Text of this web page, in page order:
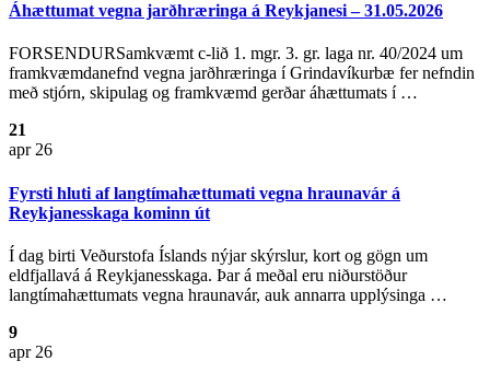
Áhættumat vegna jarðhræringa á Reykjanesi – 31.05.2026
FORSENDURSamkvæmt c-lið 1. mgr. 3. gr. laga nr. 40/2024 um
framkvæmdanefnd vegna jarðhræringa í Grindavíkurbæ fer nefndin
með stjórn, skipulag og framkvæmd gerðar áhættumats í …
21
apr 26
Fyrsti hluti af langtímahættumati vegna hraunavár á
Reykjanesskaga kominn út
Í dag birti Veðurstofa Íslands nýjar skýrslur, kort og gögn um
eldfjallavá á Reykjanesskaga. Þar á meðal eru niðurstöður
langtímahættumats vegna hraunavár, auk annarra upplýsinga …
9
apr 26